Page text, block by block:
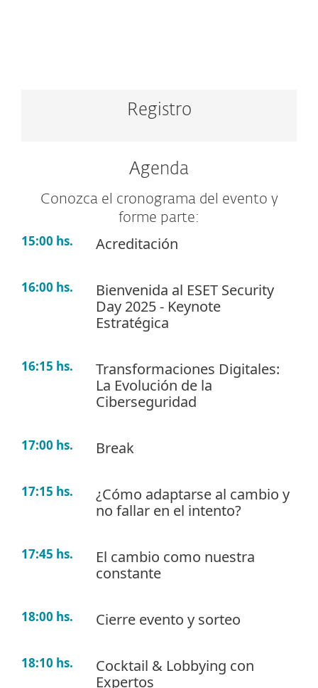
Registro
Agenda
Conozca el cronograma del evento y
forme parte:
15:00 hs. Acreditación
16:00 hs.
Bienvenida al ESET Security
Day 2025 - Keynote
Estratégica
16:15 hs.
Transformaciones Digitales:
La Evolución de la
Ciberseguridad
17:00 hs. Break
17:15 hs.
¿Cómo adaptarse al cambio y
no fallar en el intento?
17:45 hs.
El cambio como nuestra
constante
18:00 hs. Cierre evento y sorteo
18:10 hs.
Cocktail & Lobbying con
Expertos